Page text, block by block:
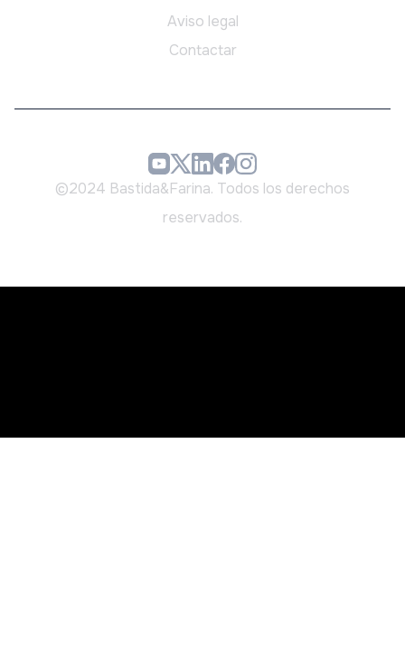
Aviso legal
Contactar
©2024 Bastida&Farina. Todos los derechos
reservados.